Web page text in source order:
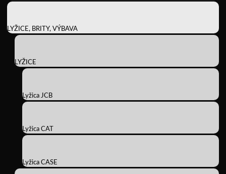
LYŽICE, BRITY, VÝBAVA
LYŽICE
Lyžica JCB
Lyžica CAT
Lyžica CASE